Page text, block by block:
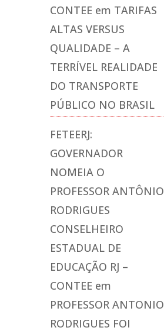
CONTEE em TARIFAS
ALTAS VERSUS
QUALIDADE – A
TERRÍVEL REALIDADE
DO TRANSPORTE
PÚBLICO NO BRASIL
FETEERJ:
GOVERNADOR
NOMEIA O
PROFESSOR ANTÔNIO
RODRIGUES
CONSELHEIRO
ESTADUAL DE
EDUCAÇÃO RJ –
CONTEE em
PROFESSOR ANTONIO
RODRIGUES FOI